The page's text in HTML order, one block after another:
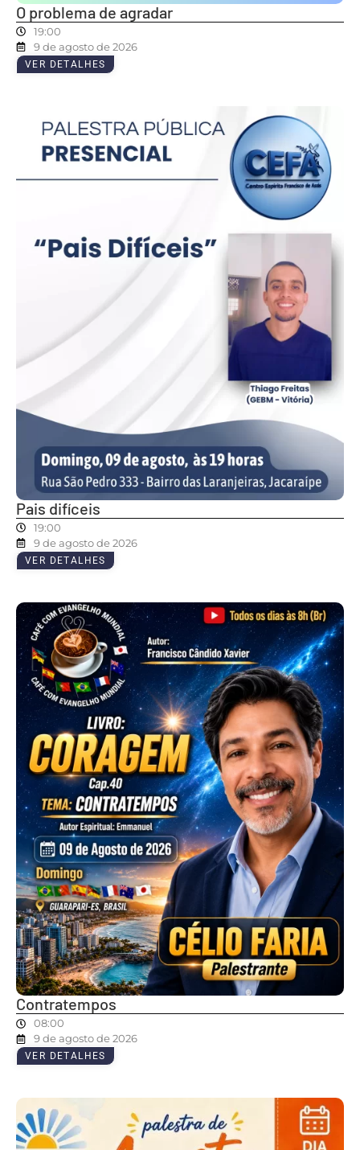
O problema de agradar
19:00
9 de agosto de 2026
VER DETALHES
Pais difíceis
19:00
9 de agosto de 2026
VER DETALHES
Contratempos
08:00
9 de agosto de 2026
VER DETALHES